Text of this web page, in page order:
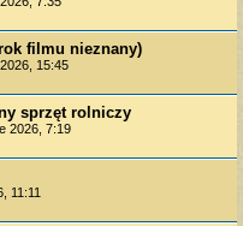
filmu nieznany)
15:45
sprzęt rolniczy
2026, 7:19
11:11